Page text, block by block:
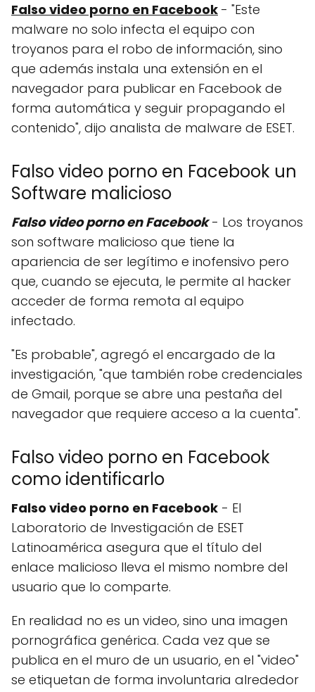
Falso video porno en Facebook - "Este
malware no solo infecta el equipo con
troyanos para el robo de información, sino
que además instala una extensión en el
navegador para publicar en Facebook de
forma automática y seguir propagando el
contenido", dijo analista de malware de ESET.
Falso video porno en Facebook un
Software malicioso
Falso video porno en Facebook- Los troyanos
son software malicioso que tiene la
apariencia de ser legítimo e inofensivo pero
que, cuando se ejecuta, le permite al hacker
acceder de forma remota al equipo
infectado.
"Es probable", agregó el encargado de la
investigación, "que también robe credenciales
de Gmail, porque se abre una pestaña del
navegador que requiere acceso a la cuenta".
Falso video porno en Facebook
como identificarlo
Falso video porno en Facebook - El
Laboratorio de Investigación de ESET
Latinoamérica asegura que el título del
enlace malicioso lleva el mismo nombre del
usuario que lo comparte.
En realidad no es un video, sino una imagen
pornográfica genérica. Cada vez que se
publica en el muro de un usuario, en el "video"
se etiquetan de forma involuntaria alrededor